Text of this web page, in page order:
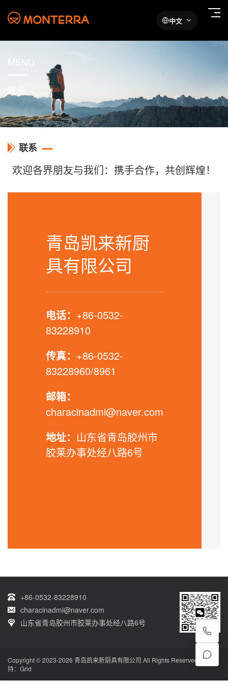
中文
MENU
联系
欢迎各界朋友与我们：携手合作，共创辉煌！
青岛凯来新厨
具有限公司
电话： +86-0532-
83228910
传真： +86-0532-
83228960/8961
邮箱：
characinadmi@naver.com
地址： 山东省青岛胶州市
胶莱办事处经八路6号
+86-0532-83228910
characinadmi@naver.com
山东省青岛胶州市胶莱办事处经八路6号
Copyright © 2023-2026 青岛凯来新厨具有限公司 All Rights Reserved. 技术支
持： Grid